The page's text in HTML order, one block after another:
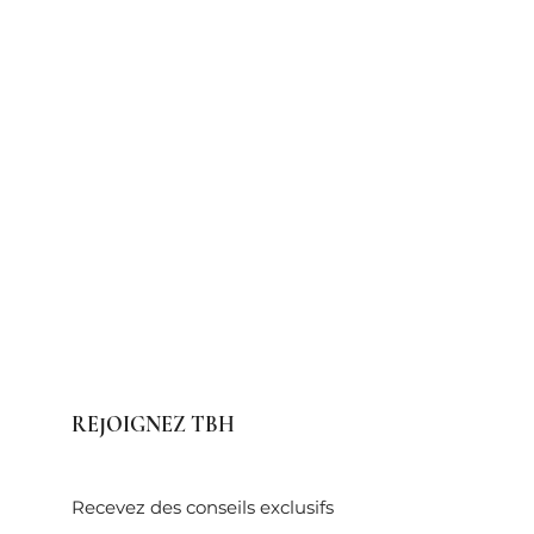
REJOIGNEZ TBH
Recevez des conseils exclusifs